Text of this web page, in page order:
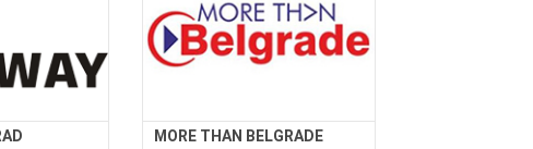
MORE THAN BELGRADE